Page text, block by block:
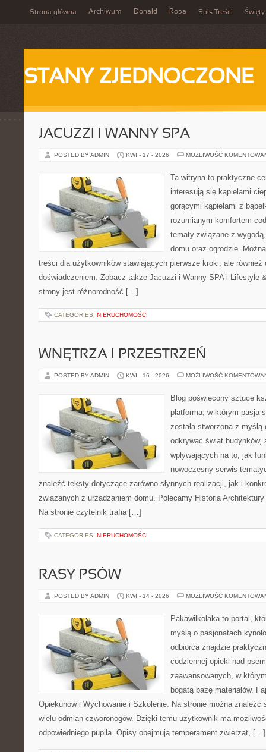
Strona główna Archiwum Donald Ropa Spis Treści Święty
STANY ZJEDNOCZONE
JACUZZI I WANNY SPA
POSTED BY ADMIN KWI - 17 - 2026 MOŻLIWOŚĆ
Ta witryna to praktyczne
interesują się kąpielami
gorącymi kąpielami z
rozumianym komfortem
tematy związane z
domu oraz ogrodzie.
treści dla użytkowników stawiających pierwsze kroki, ale
doświadczeniem. Zobacz także Jacuzzi i Wanny SPA i Lifestyle
strony jest różnorodność […]
CATEGORIES: NIERUCHOMOŚCI
WNĘTRZA I PRZESTRZEŃ
POSTED BY ADMIN KWI - 16 - 2026 MOŻLIWOŚĆ
Blog poświęcony sztuce
platforma, w którym pasja
została stworzona z
odkrywać świat
wpływających na to, jak
nowoczesny serwis
znaleźć teksty dotyczące zarówno słynnych realizacji, jak i
związanych z urządzaniem domu. Polecamy Historia
Na stronie czytelnik trafia […]
CATEGORIES: NIERUCHOMOŚCI
RASY PSÓW
POSTED BY ADMIN KWI - 14 - 2026 MOŻLIWOŚĆ
Pakawilkolaka to portal,
myślą o pasjonatach
odbiorca znajdzie
codziennej opieki nad
zaawansowanych, w
bogatą bazę materiałów.
Opiekunów i Wychowanie i Szkolenie. Na stronie można znaleźć
wielu odmian czworonogów. Dzięki temu użytkownik ma
odpowiedniego pupila. Opisy obejmują temperament zwierząt, […]